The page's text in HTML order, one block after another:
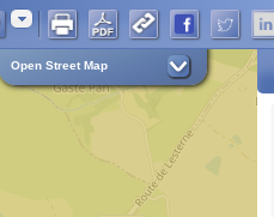
Adresse
Open Street Map